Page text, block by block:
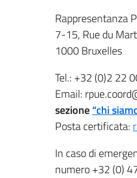
Rappresentanza
7-15, Rue du
1000 Bruxelles
Tel.: +32 (0)2 22
Email:
sezione“chi
Posta certificata:
In caso di
numero +32 (0)